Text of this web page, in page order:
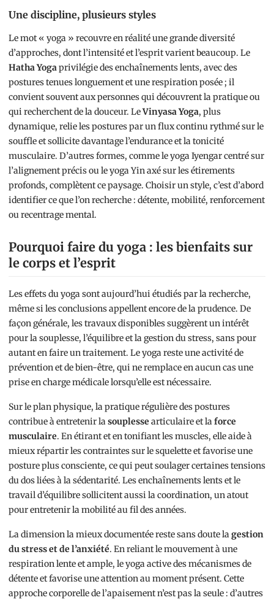
Une discipline, plusieurs styles
Le mot « yoga » recouvre en réalité une grande diversité
d’approches, dont l’intensité et l’esprit varient beaucoup. Le
Hatha Yogaprivilégie des enchaînements lents, avec des
postures tenues longuement et une respiration posée ; il
convient souvent aux personnes qui découvrent la pratique ou
qui recherchent de la douceur. LeVinyasa Yoga, plus
dynamique, relie les postures par un flux continu rythmé sur le
souffle et sollicite davantage l’endurance et la tonicité
musculaire. D’autres formes, comme le yoga Iyengar centré sur
l’alignement précis ou le yoga Yin axé sur les étirements
profonds, complètent ce paysage. Choisir un style, c’est d’abord
identifier ce que l’on recherche : détente, mobilité, renforcement
ou recentrage mental.
Pourquoi faire du yoga : les bienfaits sur
le corps et l’esprit
Les effets du yoga sont aujourd’hui étudiés par la recherche,
même si les conclusions appellent encore de la prudence. De
façon générale, les travaux disponibles suggèrent un intérêt
pour la souplesse, l’équilibre et la gestion du stress, sans pour
autant en faire un traitement. Le yoga reste une activité de
prévention et de bien-être, qui ne remplace en aucun cas une
prise en charge médicale lorsqu’elle est nécessaire.
Sur le plan physique, la pratique régulière des postures
contribue à entretenir lasouplesse articulaire et laforce
musculaire. En étirant et en tonifiant les muscles, elle aide à
mieux répartir les contraintes sur le squelette et favorise une
posture plus consciente, ce qui peut soulager certaines tensions
du dos liées à la sédentarité. Les enchaînements lents et le
travail d’équilibre sollicitent aussi la coordination, un atout
pour entretenir la mobilité au fil des années.
La dimension la mieux documentée reste sans doute lagestion
du stress et de l’anxiété. En reliant le mouvement à une
respiration lente et ample, le yoga active des mécanismes de
détente et favorise une attention au moment présent. Cette
approche corporelle de l’apaisement n’est pas la seule : d’autres